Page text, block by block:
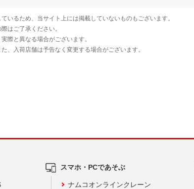
スマホ・PCであそぶ
ナムコオンラインクレーン